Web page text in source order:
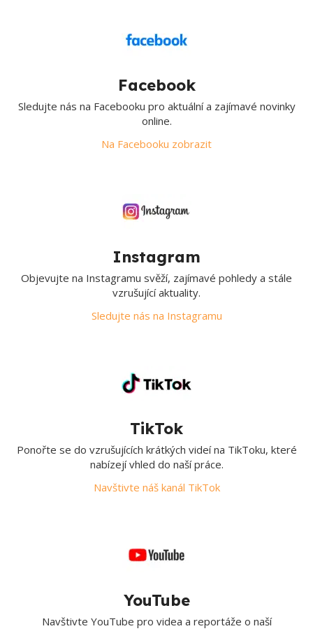
Facebook
Sledujte nás na Facebooku pro aktuální a zajímavé novinky
online.
Na Facebooku zobrazit
Instagram
Objevujte na Instagramu svěží, zajímavé pohledy a stále
vzrušující aktuality.
Sledujte nás na Instagramu
TikTok
Ponořte se do vzrušujících krátkých videí na TikToku, které
nabízejí vhled do naší práce.
Navštivte náš kanál TikTok
YouTube
Navštivte YouTube pro videa a reportáže o naší